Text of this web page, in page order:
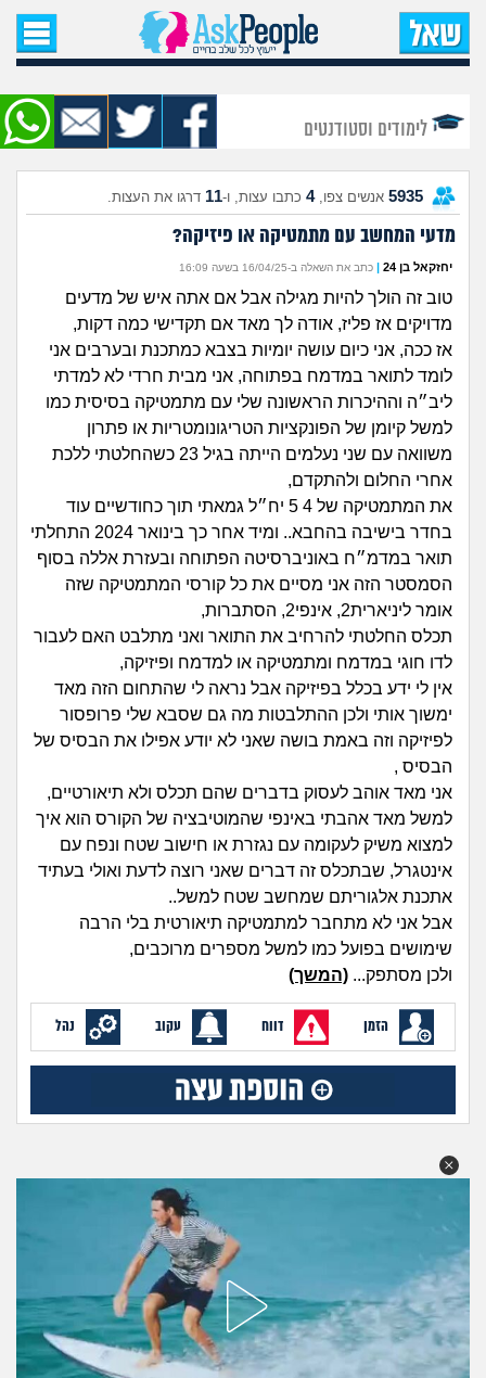
עמוד הבית
שאל שאלה
שאלות חדשות
שאלות שעוררו עניין
עצות חדשות
מה קורה כאן?
מתחם הטיפים
מדורים
היריון ולידה
הורות ומשפחה
מתבגרים
מהבקו"ם... ועד מתי?!
עבודה וקריירה
חברים ואנשים
בית, שכנים ושותפים
שומרים על הגוף
פיננסי וכלכלה
חיות מחמד
יוקר המחיה
גאווה
הרשמה | התחברות
לימודים וסטודנטים
5935 אנשים צפו,4 כתבו עצות, ו-11 דרגו את העצות.
מדעי המחשב עם מתמטיקה או פיזיקה?
יחזקאל בן 24 | כתב את השאלה ב-16/04/25 בשעה 16:09
טוב זה הולך להיות מגילה אבל אם אתה איש של מדעים
מדויקים אז פליז, אודה לך מאד אם תקדישי כמה דקות,
אז ככה, אני כיום עושה יומיות בצבא כמתכנת ובערבים אני
לומד לתואר במדמח בפתוחה, אני מבית חרדי לא למדתי
ליב״ה וההיכרות הראשונה שלי עם מתמטיקה בסיסית כמו
למשל קיומן של הפונקציות הטריגונומטריות או פתרון
משוואה עם שני נעלמים הייתה בגיל 23 כשהחלטתי ללכת
אחרי החלום ולהתקדם,
את המתמטיקה של 4 5 יח״ל גמאתי תוך כחודשיים עוד
בחדר בישיבה בהחבא.. ומיד אחר כך בינואר 2024 התחלתי
תואר במדמ״ח באוניברסיטה הפתוחה ובעזרת אללה בסוף
הסמסטר הזה אני מסיים את כל קורסי המתמטיקה שזה
אומר ליניארית2, אינפי2, הסתברות,
תכלס החלטתי להרחיב את התואר ואני מתלבט האם לעבור
לדו חוגי במדמח ומתמטיקה או למדמח ופיזיקה,
אין לי ידע בכלל בפיזיקה אבל נראה לי שהתחום הזה מאד
ימשוך אותי ולכן ההתלבטות מה גם שסבא שלי פרופסור
לפיזיקה וזה באמת בושה שאני לא יודע אפילו את הבסיס של
הבסיס ,
אני מאד אוהב לעסוק בדברים שהם תכלס ולא תיאורטיים,
למשל מאד אהבתי באינפי שהמוטיבציה של הקורס הוא איך
למצוא משיק לעקומה עם נגזרת או חישוב שטח ונפח עם
אינטגרל, שבתכלס זה דברים שאני רוצה לדעת ואולי בעתיד
אתכנת אלגוריתם שמחשב שטח למשל..
אבל אני לא מתחבר למתמטיקה תיאורטית בלי הרבה
שימושים בפועל כמו למשל מספרים מרוכבים,
ולכן מסתפק... (המשך)
הזמן דווח עקוב נהל